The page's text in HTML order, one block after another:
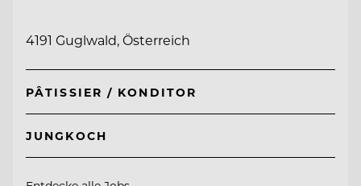
4191 Guglwald, Österreich
PÂTISSIER / KONDITOR
JUNGKOCH